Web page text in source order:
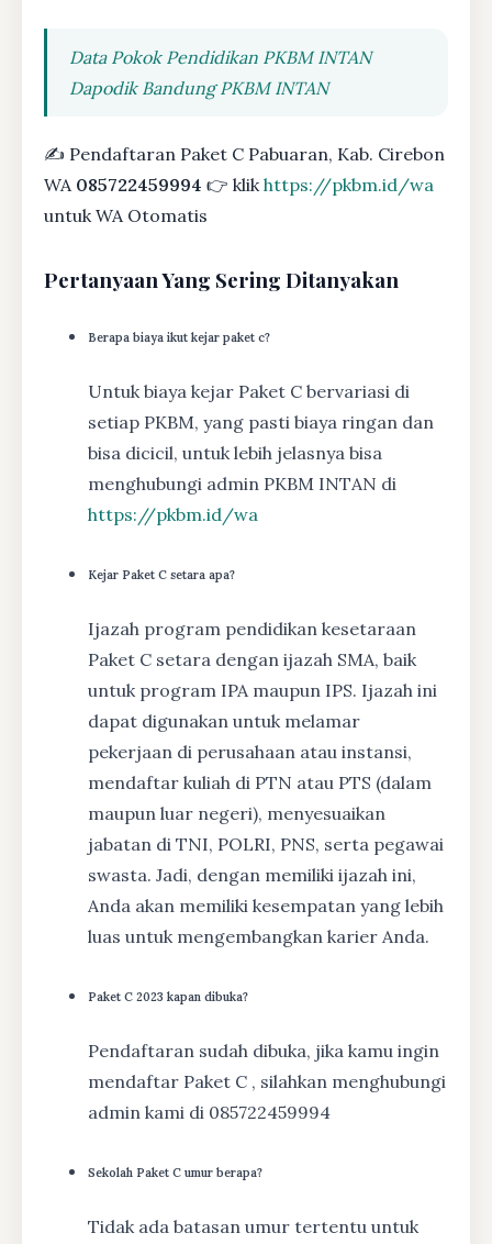
Data Pokok Pendidikan PKBM INTAN
Dapodik Bandung PKBM INTAN
✍ Pendaftaran Paket C Pabuaran, Kab. Cirebon
WA 085722459994 👉 klikhttps://pkbm.id/wa
untuk WA Otomatis
Pertanyaan Yang Sering Ditanyakan
Berapa biaya ikut kejar paket c?
Untuk biaya kejar Paket C bervariasi di
setiap PKBM, yang pasti biaya ringan dan
bisa dicicil, untuk lebih jelasnya bisa
menghubungi admin PKBM INTAN di
https://pkbm.id/wa
Kejar Paket C setara apa?
Ijazah program pendidikan kesetaraan
Paket C setara dengan ijazah SMA, baik
untuk program IPA maupun IPS. Ijazah ini
dapat digunakan untuk melamar
pekerjaan di perusahaan atau instansi,
mendaftar kuliah di PTN atau PTS (dalam
maupun luar negeri), menyesuaikan
jabatan di TNI, POLRI, PNS, serta pegawai
swasta. Jadi, dengan memiliki ijazah ini,
Anda akan memiliki kesempatan yang lebih
luas untuk mengembangkan karier Anda.
Paket C 2023 kapan dibuka?
Pendaftaran sudah dibuka, jika kamu ingin
mendaftar Paket C , silahkan menghubungi
admin kami di 085722459994
Sekolah Paket C umur berapa?
Tidak ada batasan umur tertentu untuk